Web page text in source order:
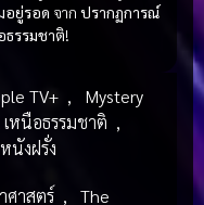
อยู่รอด จาก ปรากฏการณ์
ธรรมชาติ!
TV+ ,
Mystery
หนือธรรมชาติ ,
หนังฝรั่ง
ศาสตร์ ,
The